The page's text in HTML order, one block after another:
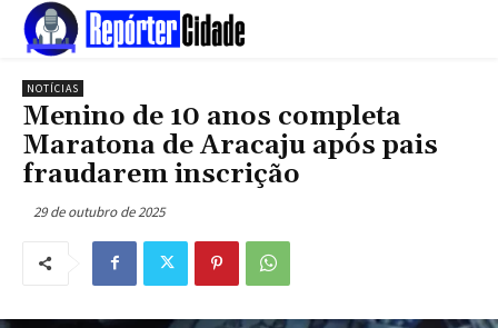
NOTÍCIAS
Menino de 10 anos completa
Maratona de Aracaju após pais
fraudarem inscrição
29 de outubro de 2025